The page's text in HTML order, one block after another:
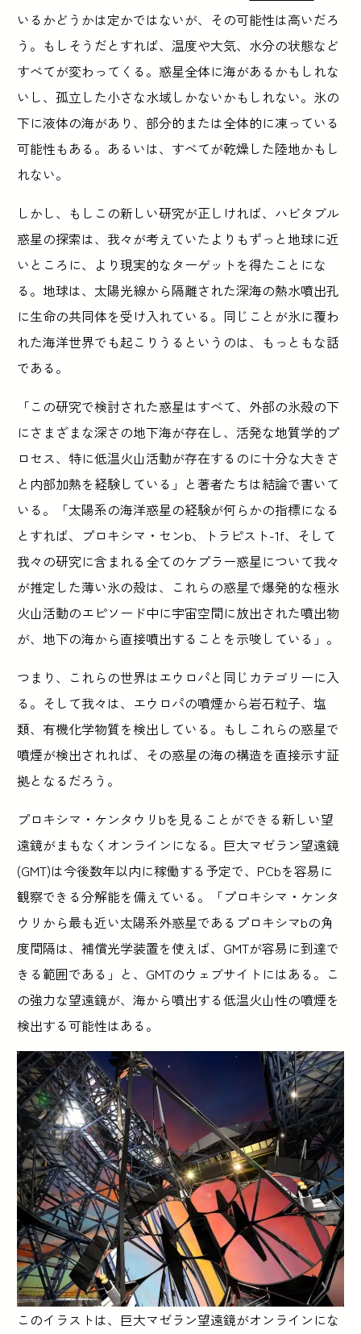
いるかどうかは定かではないが、その可能性は高いだろ
う。もしそうだとすれば、温度や大気、水分の状態など
すべてが変わってくる。惑星全体に海があるかもしれな
いし、孤立した小さな水域しかないかもしれない。氷の
下に液体の海があり、部分的または全体的に凍っている
可能性もある。あるいは、すべてが乾燥した陸地かもし
れない。
しかし、もしこの新しい研究が正しければ、ハビタブル
惑星の探索は、我々が考えていたよりもずっと地球に近
いところに、より現実的なターゲットを得たことにな
る。地球は、太陽光線から隔離された深海の熱水噴出孔
に生命の共同体を受け入れている。同じことが氷に覆わ
れた海洋世界でも起こりうるというのは、もっともな話
である。
「この研究で検討された惑星はすべて、外部の氷殻の下
にさまざまな深さの地下海が存在し、活発な地質学的プ
ロセス、特に低温火山活動が存在するのに十分な大きさ
と内部加熱を経験している」と著者たちは結論で書いて
いる。「太陽系の海洋惑星の経験が何らかの指標になる
とすれば、プロキシマ・センb、トラピスト-1f、そして
我々の研究に含まれる全てのケプラー惑星について我々
が推定した薄い氷の殻は、これらの惑星で爆発的な極氷
火山活動のエピソード中に宇宙空間に放出された噴出物
が、地下の海から直接噴出することを示唆している」。
つまり、これらの世界はエウロパと同じカテゴリーに入
る。そして我々は、エウロパの噴煙から岩石粒子、塩
類、有機化学物質を検出している。もしこれらの惑星で
噴煙が検出されれば、その惑星の海の構造を直接示す証
拠となるだろう。
プロキシマ・ケンタウリbを見ることができる新しい望
遠鏡がまもなくオンラインになる。巨大マゼラン望遠鏡
(GMT)は今後数年以内に稼働する予定で、PCbを容易に
観察できる分解能を備えている。「プロキシマ・ケンタ
ウリから最も近い太陽系外惑星であるプロキシマbの角
度間隔は、補償光学装置を使えば、GMTが容易に到達で
きる範囲である」と、GMTのウェブサイトにはある。こ
の強力な望遠鏡が、海から噴出する低温火山性の噴煙を
検出する可能性はある。
このイラストは、巨大マゼラン望遠鏡がオンラインにな